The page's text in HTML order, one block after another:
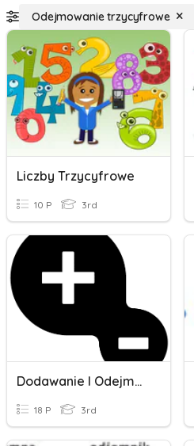
Odejmowanie trzycyfrowe
Liczby Trzycyfrowe
10 P 3rd
Dodawanie I Odejmowanie
18 P 3rd